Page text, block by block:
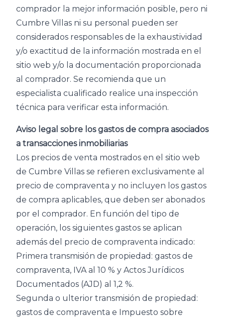
comprador la mejor información posible, pero ni
Cumbre Villas ni su personal pueden ser
considerados responsables de la exhaustividad
y/o exactitud de la información mostrada en el
sitio web y/o la documentación proporcionada
al comprador. Se recomienda que un
especialista cualificado realice una inspección
técnica para verificar esta información.
Aviso legal sobre los gastos de compra asociados
a transacciones inmobiliarias
Los precios de venta mostrados en el sitio web
de Cumbre Villas se refieren exclusivamente al
precio de compraventa y no incluyen los gastos
de compra aplicables, que deben ser abonados
por el comprador. En función del tipo de
operación, los siguientes gastos se aplican
además del precio de compraventa indicado:
Primera transmisión de propiedad: gastos de
compraventa, IVA al 10 % y Actos Jurídicos
Documentados (AJD) al 1,2 %.
Segunda o ulterior transmisión de propiedad:
gastos de compraventa e Impuesto sobre